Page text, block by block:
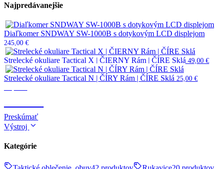
Najpredávanejšie
Diaľkomer SNDWAY SW-1000B s dotykovým LCD displejom
245,00 €
Strelecké okuliare Tactical X | ČIERNY Rám | ČÍRE Sklá 49,00 €
Strelecké okuliare Tactical N | ČÍRY Rám | ČÍRE Sklá 25,00 €
Preskúmať
Výstroj
Kategórie